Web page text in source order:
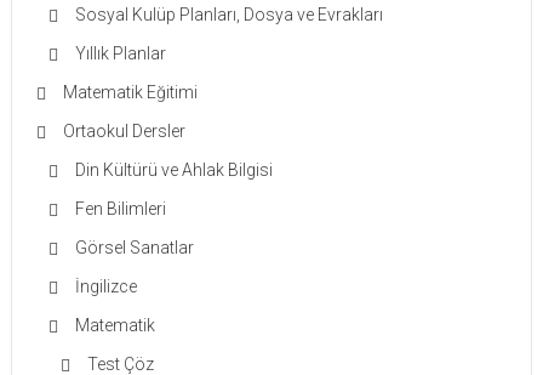
Sosyal Kulüp Planları, Dosya ve Evrakları
Yıllık Planlar
Matematik Eğitimi
Ortaokul Dersler
Din Kültürü ve Ahlak Bilgisi
Fen Bilimleri
Görsel Sanatlar
İngilizce
Matematik
Test Çöz